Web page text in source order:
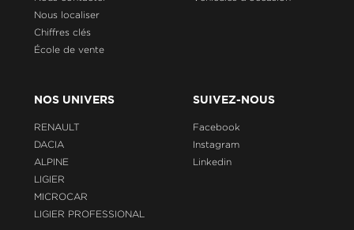
Nous localiser
Chiffres clés
École de vente
NOS UNIVERS
RENAULT
DACIA
ALPINE
LIGIER
MICROCAR
LIGIER PROFESSIONAL
SUIVEZ-NOUS
Facebook
Instagram
Linkedin